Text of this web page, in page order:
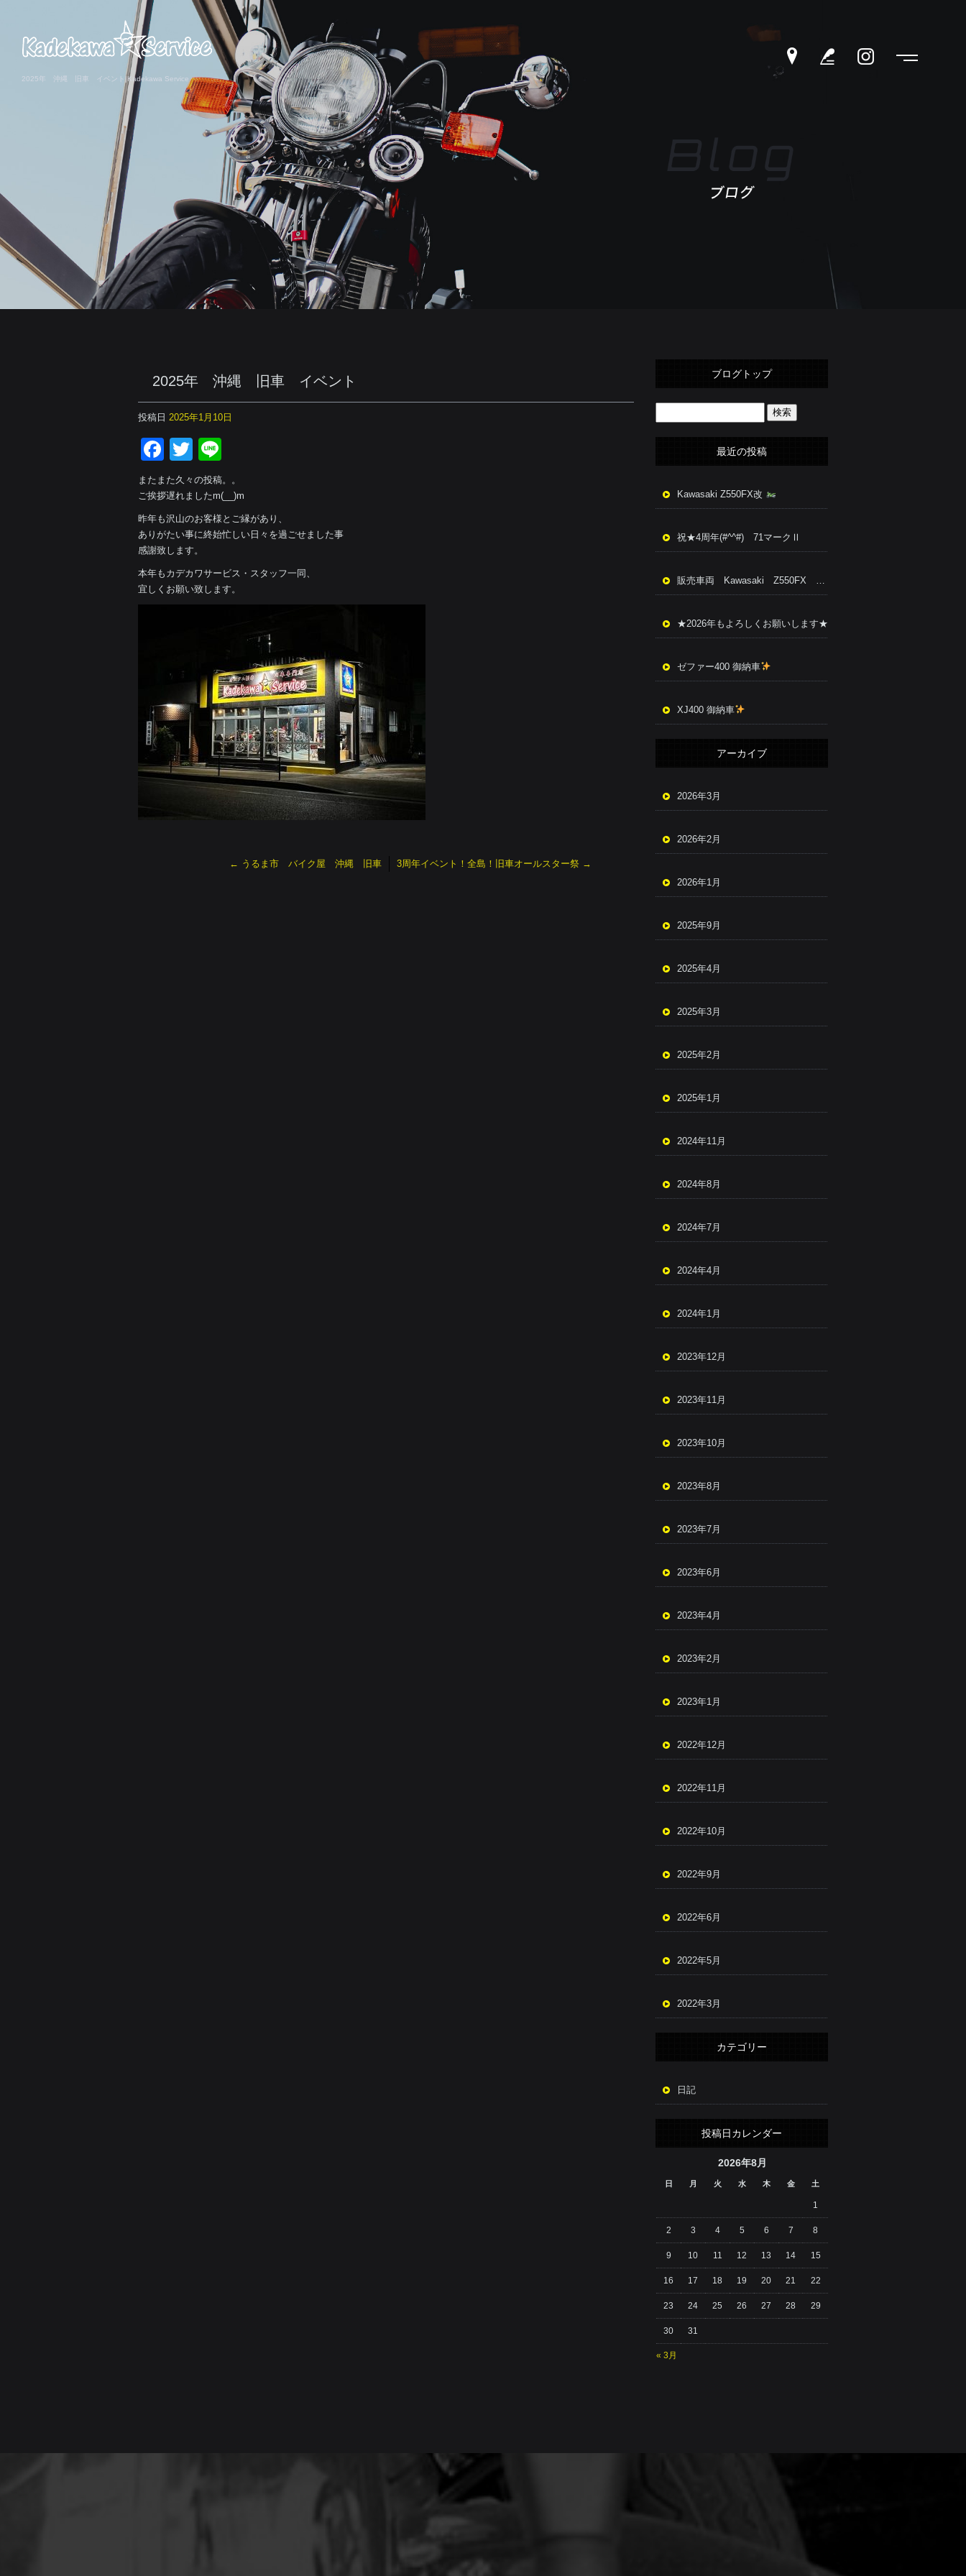
2025年 沖縄 旧車 イベント|Kadekawa Service
2025年 沖縄 旧車 イベント
投稿日 2025年1月10日
Facebook
Twitter
またまた久々の投稿。。
ご挨拶遅れましたm(__)m
昨年も沢山のお客様とご縁があり、
ありがたい事に終始忙しい日々を過ごせました事
感謝致します。
本年もカデカワサービス・スタッフ一同、
宜しくお願い致します。
← うるま市 バイク屋 沖縄 旧車 3周年イベント！全島！旧車オールスター祭 →
ブログトップ
最近の投稿
Kawasaki Z550FX改
祝★4周年(#^^#) 71マークⅡ
販売車両 Kawasaki Z550FX 改
★2026年もよろしくお願いします★
ゼファー400 御納車
XJ400 御納車
アーカイブ
2026年3月
2026年2月
2026年1月
2025年9月
2025年4月
2025年3月
2025年2月
2025年1月
2024年11月
2024年8月
2024年7月
2024年4月
2024年1月
2023年12月
2023年11月
2023年10月
2023年8月
2023年7月
2023年6月
2023年4月
2023年2月
2023年1月
2022年12月
2022年11月
2022年10月
2022年9月
2022年6月
2022年5月
2022年3月
カテゴリー
日記
投稿日カレンダー
2026年8月
日 月 火 水 木 金 土
« 3月
1
2 3 4 5 6 7 8
9 10 11 12 13 14 15
16 17 18 19 20 21 22
23 24 25 26 27 28 29
30 31